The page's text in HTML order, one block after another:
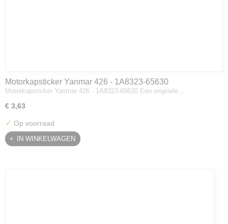
Motorkapsticker Yanmar 426 - 1A8323-65630
Motorkapsticker Yanmar 426 - 1A8323-65630 Een originele…
€ 3,63
✓ Op voorraad
IN WINKELWAGEN